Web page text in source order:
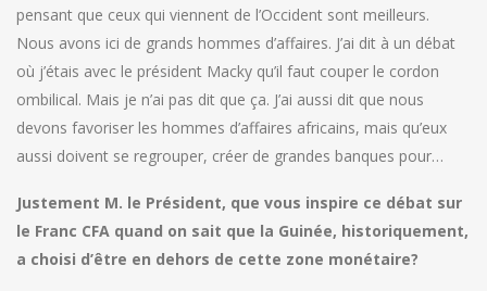
pensant que ceux qui viennent de l’Occident sont meilleurs.
Nous avons ici de grands hommes d’affaires. J’ai dit à un débat
où j’étais avec le président Macky qu’il faut couper le cordon
ombilical. Mais je n’ai pas dit que ça. J’ai aussi dit que nous
devons favoriser les hommes d’affaires africains, mais qu’eux
aussi doivent se regrouper, créer de grandes banques pour…
Justement M. le Président, que vous inspire ce débat sur
le Franc CFA quand on sait que la Guinée, historiquement,
a choisi d’être en dehors de cette zone monétaire?